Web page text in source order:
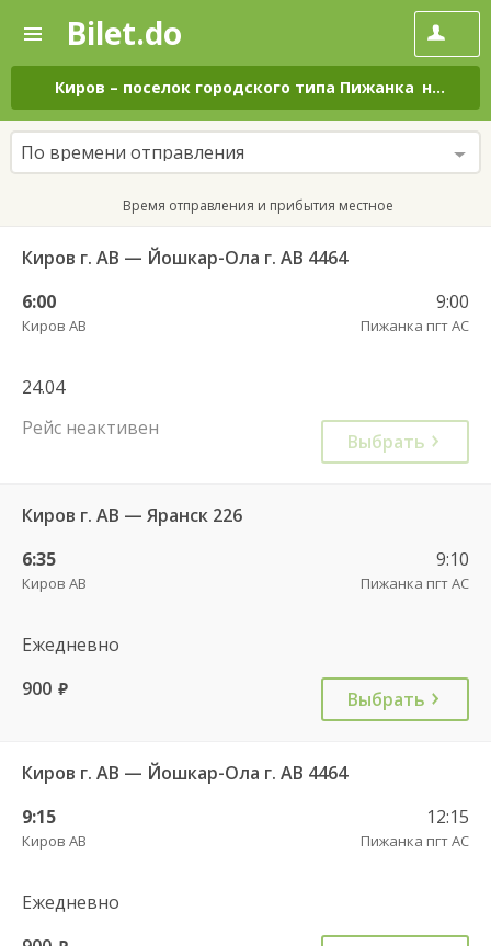
—
Поиск
и
покупка
билетов
на
автобус
онлайн
Bilet.do
Киров – поселок городского типа Пижанка на все дни
По времени отправления
Время отправления и прибытия местное
Киров г. АВ — Йошкар-Ола г. АВ 4464
6:00
Киров АВ
9:00
Пижанка пгт АС
24.04
Рейс неактивен
Выбрать
Киров г. АВ — Яранск 226
6:35
Киров АВ
9:10
Пижанка пгт АС
Ежедневно
900 руб. Выбрать
Киров г. АВ — Йошкар-Ола г. АВ 4464
9:15
Киров АВ
12:15
Пижанка пгт АС
Ежедневно